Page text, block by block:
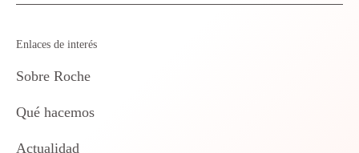
Enlaces de interés
Sobre Roche
Qué hacemos
Actualidad